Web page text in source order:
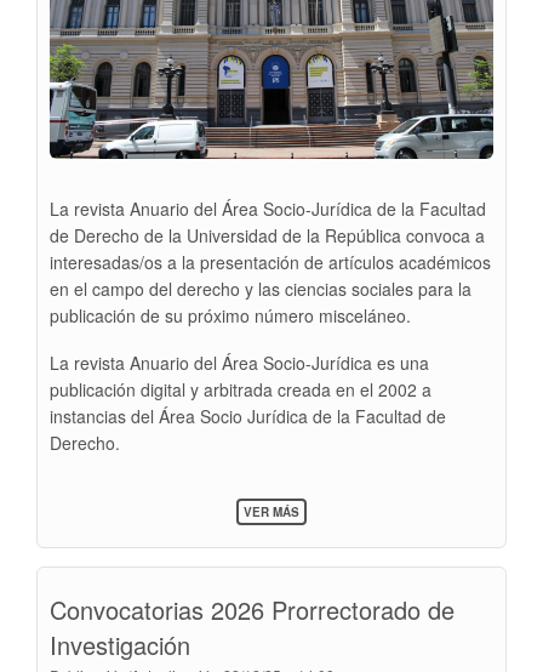
La revista Anuario del Área Socio-Jurídica de la Facultad
de Derecho de la Universidad de la República convoca a
interesadas/os a la presentación de artículos académicos
en el campo del derecho y las ciencias sociales para la
publicación de su próximo número misceláneo.
La revista Anuario del Área Socio-Jurídica es una
publicación digital y arbitrada creada en el 2002 a
instancias del Área Socio Jurídica de la Facultad de
Derecho.
VER MÁSSOBRE
CONVOCATORIA
ANUARIO
DEL
Convocatorias 2026 Prorrectorado de
Investigación